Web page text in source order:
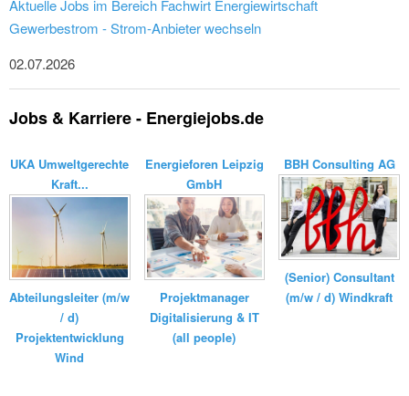
Aktuelle Jobs im Bereich Fachwirt Energiewirtschaft
Gewerbestrom - Strom-Anbieter wechseln
02.07.2026
Jobs & Karriere - Energiejobs.de
UKA Umweltgerechte
Kraft...
Abteilungsleiter (m/w
/ d)
Projektentwicklung
Wind
Energieforen Leipzig
GmbH
Projektmanager
Digitalisierung & IT
(all people)
BBH Consulting AG
(Senior) Consultant
(m/w / d) Windkraft